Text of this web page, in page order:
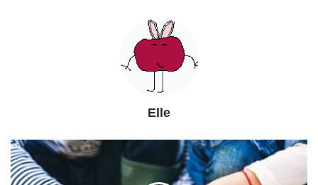
Elle
Piante
da
giardino: